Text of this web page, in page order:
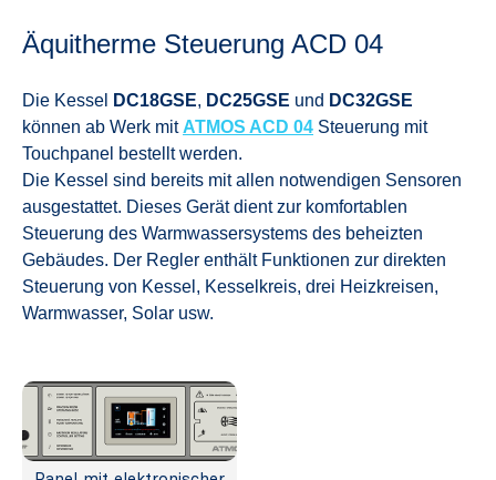
Äquitherme Steuerung ACD 04
Die Kessel DC18GSE, DC25GSE und DC32GSE
können ab Werk mit ATMOS ACD 04 Steuerung mit
Touchpanel bestellt werden.
Die Kessel sind bereits mit allen notwendigen Sensoren
ausgestattet. Dieses Gerät dient zur komfortablen
Steuerung des Warmwassersystems des beheizten
Gebäudes. Der Regler enthält Funktionen zur direkten
Steuerung von Kessel, Kesselkreis, drei Heizkreisen,
Warmwasser, Solar usw.